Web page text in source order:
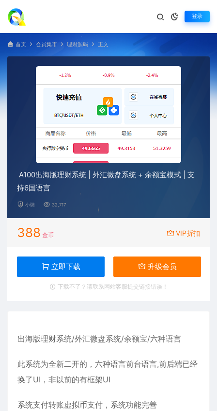
登录
首页 会员集市 理财源码 正文
A100出海版理财系统 | 外汇微盘系统 + 余额宝模式 | 支
持6国语言
小璐 32,717
388 金币 VIP折扣
立即下载 升级会员
下载不了？请联系网站客服提交链接错误！
出海版理财系统/外汇微盘系统/余额宝/六种语言
此系统为全新二开的，六种语言前台语言,前后端已经
换了UI，非以前的有框架UI
系统支付转账虚拟币支付，系统功能完善